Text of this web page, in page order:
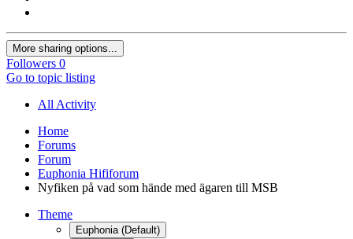
More sharing options...
Followers 0
Go to topic listing
All Activity
Home
Forums
Forum
Euphonia Hififorum
Nyfiken på vad som hände med ägaren till MSB
Theme
Euphonia (Default)